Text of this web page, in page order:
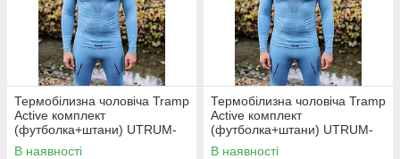
Термобілизна чоловіча Tramp
Active комплект
(футболка+штани) UTRUM-
021-blue, L-XL
В наявності
Термобілизна чоловіча Tramp
Active комплект
(футболка+штани) UTRUM-
021-blue, S/M
В наявності